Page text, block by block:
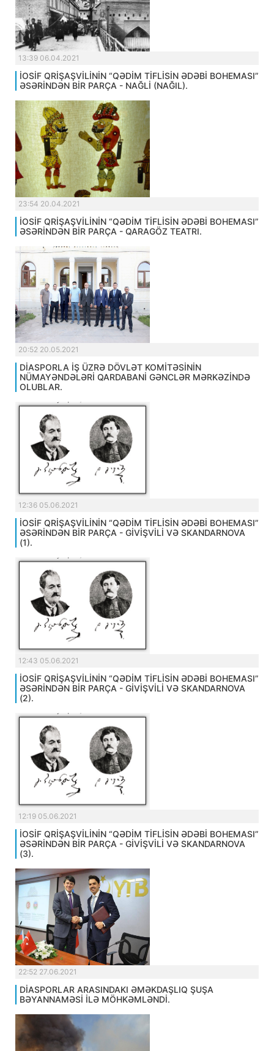
13:39 06.04.2021
İOSİF QRİŞAŞVİLİNİN “QƏDİM TİFLİSİN ƏDƏBİ BOHEMASI”
ƏSƏRİNDƏN BİR PARÇA - NAĞLİ (NAĞIL).
23:54 20.04.2021
İOSİF QRİŞAŞVİLİNİN “QƏDİM TİFLİSİN ƏDƏBİ BOHEMASI”
ƏSƏRİNDƏN BİR PARÇA - QARAGÖZ TEATRI.
20:52 20.05.2021
DİASPORLA İŞ ÜZRƏ DÖVLƏT KOMİTƏSİNİN
NÜMAYƏNDƏLƏRİ QARDABANİ GƏNCLƏR MƏRKƏZİNDƏ
OLUBLAR.
12:36 05.06.2021
İOSİF QRİŞAŞVİLİNİN “QƏDİM TİFLİSİN ƏDƏBİ BOHEMASI”
ƏSƏRİNDƏN BİR PARÇA - GİVİŞVİLİ VƏ SKANDARNOVA
(1).
12:43 05.06.2021
İOSİF QRİŞAŞVİLİNİN “QƏDİM TİFLİSİN ƏDƏBİ BOHEMASI”
ƏSƏRİNDƏN BİR PARÇA - GİVİŞVİLİ VƏ SKANDARNOVA
(2).
12:19 05.06.2021
İOSİF QRİŞAŞVİLİNİN “QƏDİM TİFLİSİN ƏDƏBİ BOHEMASI”
ƏSƏRİNDƏN BİR PARÇA - GİVİŞVİLİ VƏ SKANDARNOVA
(3).
22:52 27.06.2021
DİASPORLAR ARASINDAKI ƏMƏKDAŞLIQ ŞUŞA
BƏYANNAMƏSİ İLƏ MÖHKƏMLƏNDİ.